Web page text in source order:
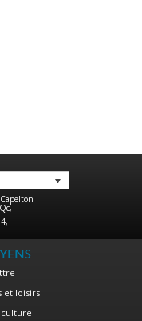
Qc,
,
et loisirs